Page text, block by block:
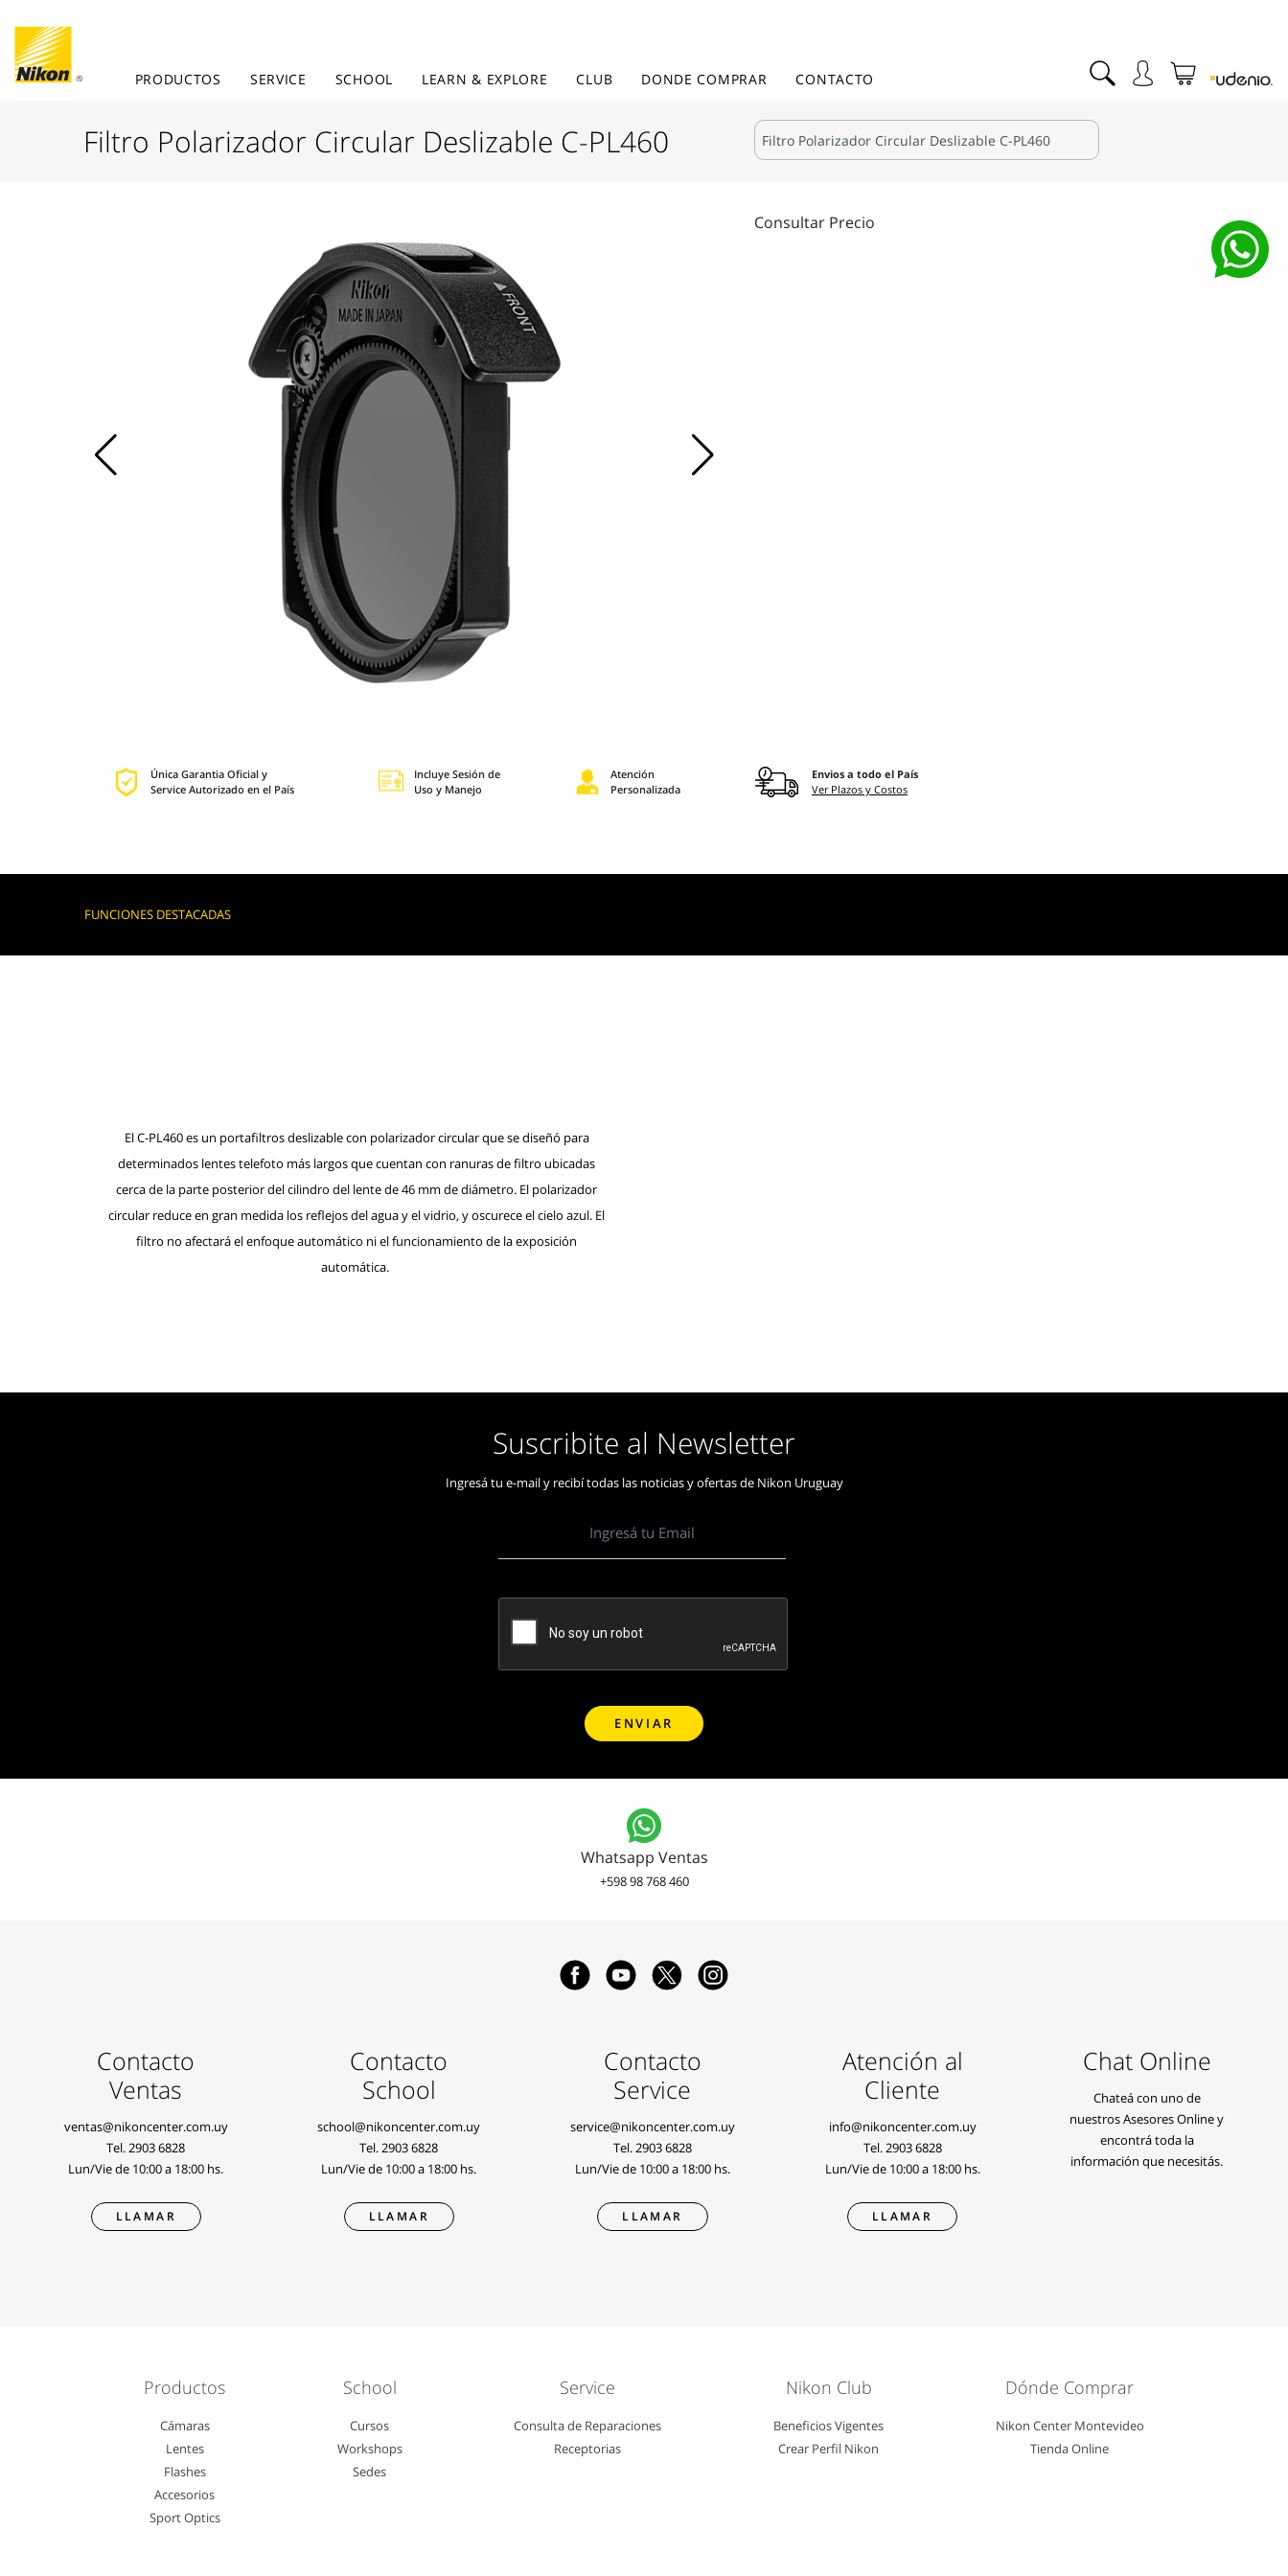
PRODUCTOS SERVICE SCHOOL LEARN & EXPLORE CLUB DONDE COMPRAR CONTACTO
Filtro Polarizador Circular Deslizable C-PL460
Consultar Precio
Única Garantia Oficial y
Service Autorizado en el País
Incluye Sesión de
Uso y Manejo
Atención
Personalizada
Envios a todo el País
Ver Plazos y Costos
FUNCIONES DESTACADAS
El C-PL460 es un portafiltros deslizable con polarizador circular que se diseñó para
determinados lentes telefoto más largos que cuentan con ranuras de filtro ubicadas
cerca de la parte posterior del cilindro del lente de 46 mm de diámetro. El polarizador
circular reduce en gran medida los reflejos del agua y el vidrio, y oscurece el cielo azul. El
filtro no afectará el enfoque automático ni el funcionamiento de la exposición
automática.
Suscribite al Newsletter
Ingresá tu e-mail y recibí todas las noticias y ofertas de Nikon Uruguay
Whatsapp Ventas
+598 98 768 460
Contacto
Ventas
ventas@nikoncenter.com.uy
Tel. 2903 6828
Lun/Vie de 10:00 a 18:00 hs.
LLAMAR
Contacto
School
school@nikoncenter.com.uy
Tel. 2903 6828
Lun/Vie de 10:00 a 18:00 hs.
LLAMAR
Contacto
Service
service@nikoncenter.com.uy
Tel. 2903 6828
Lun/Vie de 10:00 a 18:00 hs.
LLAMAR
Atención al
Cliente
info@nikoncenter.com.uy
Tel. 2903 6828
Lun/Vie de 10:00 a 18:00 hs.
LLAMAR
Chat Online
Chateá con uno de
nuestros Asesores Online y
encontrá toda la
información que necesitás.
Productos
Cámaras
Lentes
Flashes
Accesorios
Sport Optics
School
Cursos
Workshops
Sedes
Service
Consulta de Reparaciones
Receptorias
Nikon Club
Beneficios Vigentes
Crear Perfil Nikon
Dónde Comprar
Nikon Center Montevideo
Tienda Online